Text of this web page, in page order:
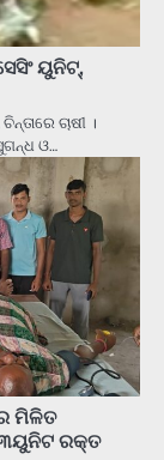
ୟୁନିଟ୍‌,
ଚାଷୀ ।
ଓ…
ମିଳିତ
ରକ୍ତ